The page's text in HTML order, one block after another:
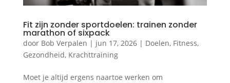
Fit zijn zonder sportdoelen: trainen zonder
marathon of sixpack
door Bob Verpalen | jun 17, 2026| Doelen, Fitness,
Gezondheid, Krachttraining
Moet je altijd ergens naartoe werken om